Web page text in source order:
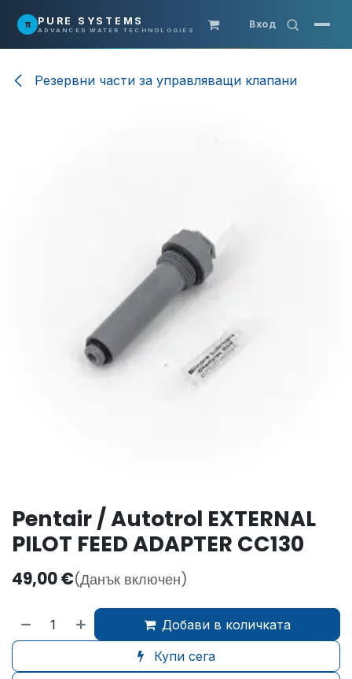
π PURE SYSTEMS
ADVANCED WATER TECHNOLOGIES
Вход
Резервни части за управляващи клапани
Pentair / Autotrol EXTERNAL
PILOT FEED ADAPTER CC130
49,00€(Данък включен)
Добави в количката
Купи сега